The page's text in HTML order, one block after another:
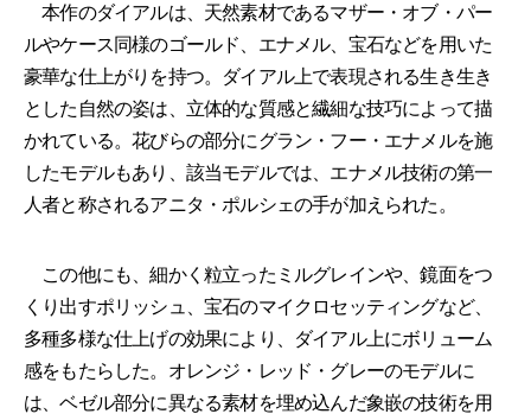
本作のダイアルは、天然素材であるマザー・オブ・パー
ルやケース同様のゴールド、エナメル、宝石などを用いた
豪華な仕上がりを持つ。ダイアル上で表現される生き生き
とした自然の姿は、立体的な質感と繊細な技巧によって描
かれている。花びらの部分にグラン・フー・エナメルを施
したモデルもあり、該当モデルでは、エナメル技術の第一
人者と称されるアニタ・ポルシェの手が加えられた。
この他にも、細かく粒立ったミルグレインや、鏡面をつ
くり出すポリッシュ、宝石のマイクロセッティングなど、
多種多様な仕上げの効果により、ダイアル上にボリューム
感をもたらした。オレンジ・レッド・グレーのモデルに
は、ベゼル部分に異なる素材を埋め込んだ象嵌の技術を用